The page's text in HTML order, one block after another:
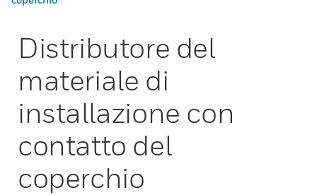
Distributore del
materiale di
installazione con
contatto del
coperchio